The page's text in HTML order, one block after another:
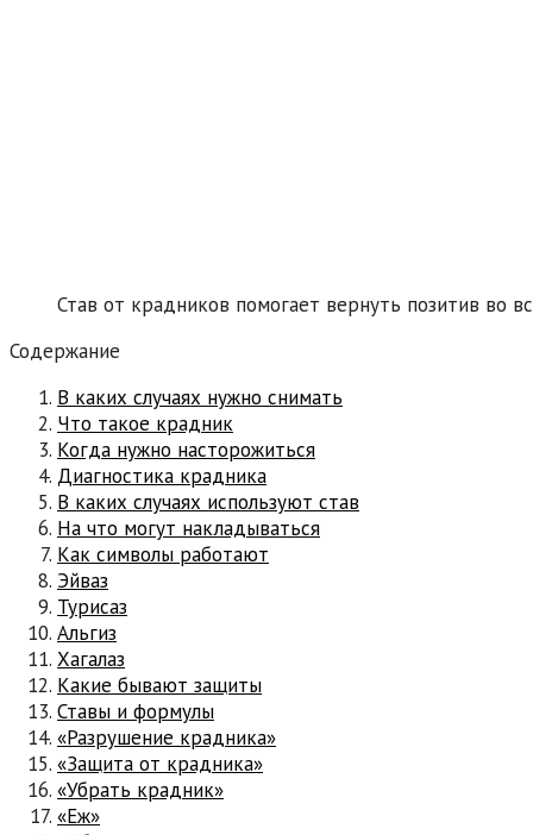
Став от крадников помогает вернуть позитив во
Содержание
В каких случаях нужно снимать
Что такое крадник
Когда нужно насторожиться
Диагностика крадника
В каких случаях используют став
На что могут накладываться
Как символы работают
Эйваз
Турисаз
Альгиз
Хагалаз
Какие бывают защиты
Ставы и формулы
«Разрушение крадника»
«Защита от крадника»
«Убрать крадник»
«Еж»